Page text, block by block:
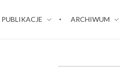
PUBLIKACJE ARCHIWUM